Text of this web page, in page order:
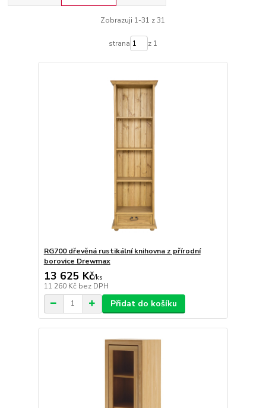
Zobrazuji 1-31 z 31
strana z 1
RG700 dřevěná rustikální knihovna z přírodní
borovice Drewmax
13 625 Kč/ks
11 260 Kč bez DPH
Přidat do košíku